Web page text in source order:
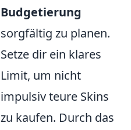
Budgetierung
sorgfältig zu planen.
Setze dir ein klares
Limit, um nicht
impulsiv teure Skins
zu kaufen. Durch das